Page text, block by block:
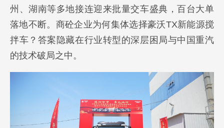
州、湖南等多地接连迎来批量交车盛典，百台大单
落地不断。商砼企业为何集体选择豪沃TX新能源搅
拌车？答案隐藏在行业转型的深层困局与中国重汽
的技术破局之中。